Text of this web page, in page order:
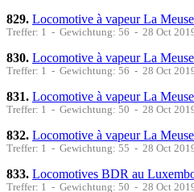
829. Locomotive à vapeur La
Treffer: 1 - Gewichtung: 56 - 28 Oct
830. Locomotive à vapeur La
Treffer: 1 - Gewichtung: 56 - 28 Oct
831. Locomotive à vapeur La
Treffer: 1 - Gewichtung: 50 - 28 Oct
832. Locomotive à vapeur La
Treffer: 1 - Gewichtung: 55 - 28 Oct
833. Locomotives BDR au
Treffer: 1 - Gewichtung: 50 - 28 Oct